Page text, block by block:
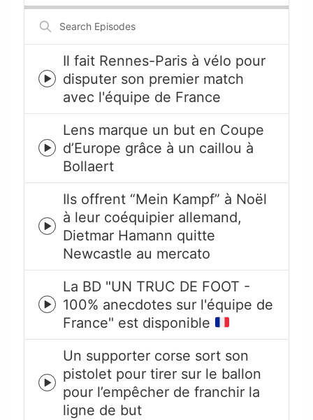
Search
Episodes
Episode
play
icon
Il fait Rennes-Paris à vélo pour
disputer son premier match
avec l'équipe de France
Episode
play
icon
Lens marque un but en Coupe
d’Europe grâce à un caillou à
Bollaert
Episode
play
icon
Ils offrent “Mein Kampf” à Noël
à leur coéquipier allemand,
Dietmar Hamann quitte
Newcastle au mercato
Episode
play
icon
La BD "UN TRUC DE FOOT -
100% anecdotes sur l'équipe de
France" est disponible
Episode
play
icon
Un supporter corse sort son
pistolet pour tirer sur le ballon
pour l’empêcher de franchir la
ligne de but